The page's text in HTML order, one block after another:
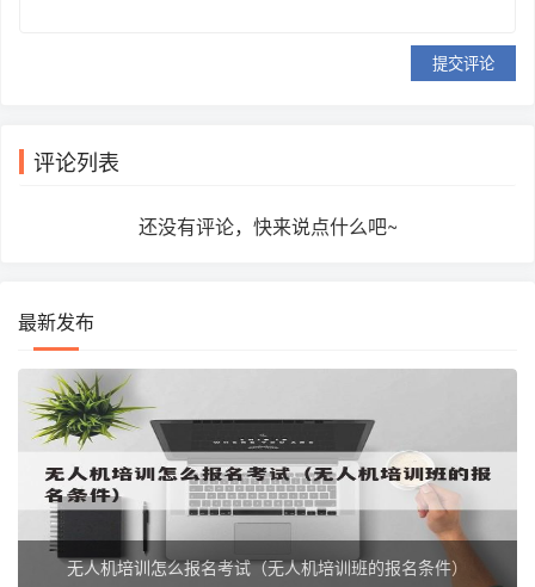
提交评论
评论列表
还没有评论，快来说点什么吧~
最新发布
无人机培训怎么报名考试（无人机培训班的报名条件）